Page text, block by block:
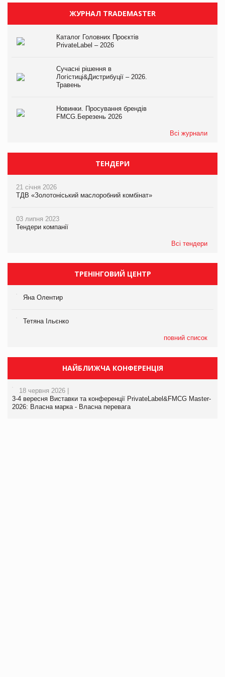
ЖУРНАЛ TRADEMASTER
Каталог Головних Проєктів
PrivateLabel – 2026
Сучасні рішення в
Логістиці&Дистрибуції – 2026.
Травень
Новинки. Просування брендів
FMCG.Березень 2026
Всі журнали
ТЕНДЕРИ
21 січня 2026
ТДВ «Золотоніський маслоробний комбінат»
03 липня 2023
Тендери компанії
Всі тендери
ТРЕНІНГОВИЙ ЦЕНТР
Яна Олентир
Тетяна Ільєнко
повний список
НАЙБЛИЖЧА КОНФЕРЕНЦІЯ
18 червня 2026 |
3-4 вересня Виставки та конференції PrivateLabel&FMCG Master-
2026: Власна марка - Власна перевага